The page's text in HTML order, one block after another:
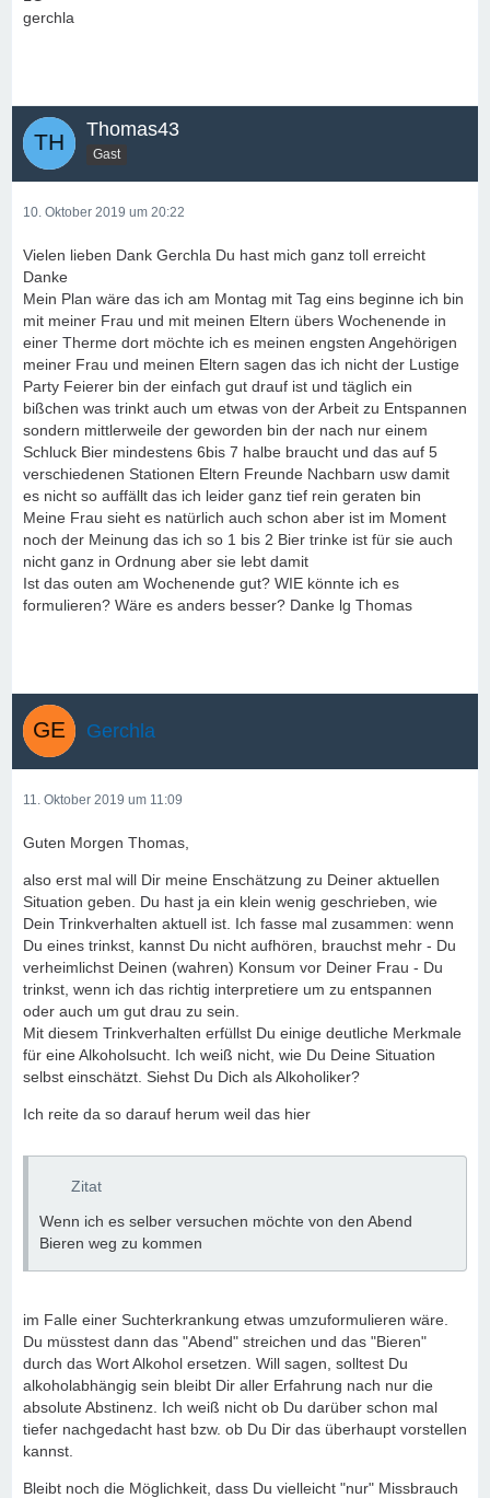
gerchla
Thomas43
Gast
10. Oktober 2019 um 20:22
Vielen lieben Dank Gerchla Du hast mich ganz toll erreicht
Danke
Mein Plan wäre das ich am Montag mit Tag eins beginne ich bin
mit meiner Frau und mit meinen Eltern übers Wochenende in
einer Therme dort möchte ich es meinen engsten Angehörigen
meiner Frau und meinen Eltern sagen das ich nicht der Lustige
Party Feierer bin der einfach gut drauf ist und täglich ein
bißchen was trinkt auch um etwas von der Arbeit zu Entspannen
sondern mittlerweile der geworden bin der nach nur einem
Schluck Bier mindestens 6bis 7 halbe braucht und das auf 5
verschiedenen Stationen Eltern Freunde Nachbarn usw damit
es nicht so auffällt das ich leider ganz tief rein geraten bin
Meine Frau sieht es natürlich auch schon aber ist im Moment
noch der Meinung das ich so 1 bis 2 Bier trinke ist für sie auch
nicht ganz in Ordnung aber sie lebt damit
Ist das outen am Wochenende gut? WIE könnte ich es
formulieren? Wäre es anders besser? Danke lg Thomas
Gerchla
11. Oktober 2019 um 11:09
Guten Morgen Thomas,
also erst mal will Dir meine Enschätzung zu Deiner aktuellen
Situation geben. Du hast ja ein klein wenig geschrieben, wie
Dein Trinkverhalten aktuell ist. Ich fasse mal zusammen: wenn
Du eines trinkst, kannst Du nicht aufhören, brauchst mehr - Du
verheimlichst Deinen (wahren) Konsum vor Deiner Frau - Du
trinkst, wenn ich das richtig interpretiere um zu entspannen
oder auch um gut drau zu sein.
Mit diesem Trinkverhalten erfüllst Du einige deutliche Merkmale
für eine Alkoholsucht. Ich weiß nicht, wie Du Deine Situation
selbst einschätzt. Siehst Du Dich als Alkoholiker?
Ich reite da so darauf herum weil das hier
Zitat
Wenn ich es selber versuchen möchte von den Abend
Bieren weg zu kommen
im Falle einer Suchterkrankung etwas umzuformulieren wäre.
Du müsstest dann das "Abend" streichen und das "Bieren"
durch das Wort Alkohol ersetzen. Will sagen, solltest Du
alkoholabhängig sein bleibt Dir aller Erfahrung nach nur die
absolute Abstinenz. Ich weiß nicht ob Du darüber schon mal
tiefer nachgedacht hast bzw. ob Du Dir das überhaupt vorstellen
kannst.
Bleibt noch die Möglichkeit, dass Du vielleicht "nur" Missbrauch